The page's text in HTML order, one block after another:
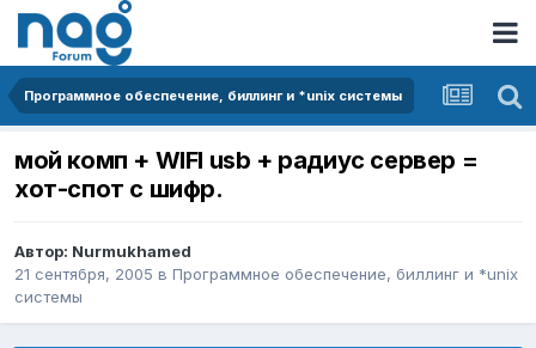
Программное обеспечение, биллинг и *unix системы
мой комп + WIFI usb + радиус сервер =
хот-спот с шифр.
Автор: Nurmukhamed
21 сентября, 2005 в Программное обеспечение, биллинг и *unix
системы